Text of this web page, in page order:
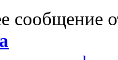
сообщение